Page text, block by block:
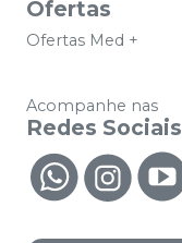
Ofertas
Ofertas Med +
Acompanhe nas
Redes Sociais